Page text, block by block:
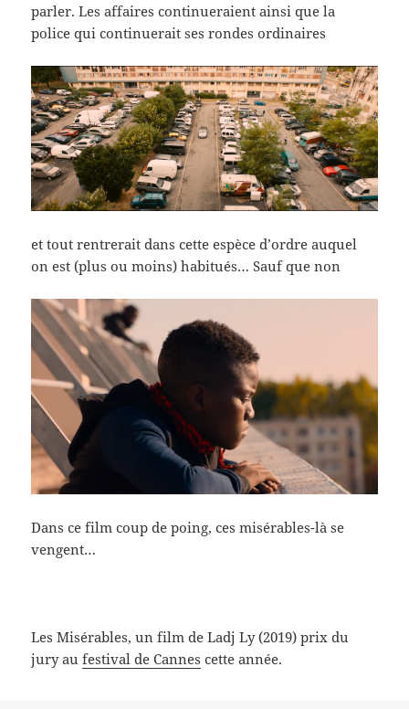
parler. Les affaires continueraient ainsi que la
police qui continuerait ses rondes ordinaires
et tout rentrerait dans cette espèce d’ordre auquel
on est (plus ou moins) habitués… Sauf que non
Dans ce film coup de poing, ces misérables-là se
vengent…
Les Misérables, un film de Ladj Ly (2019) prix du
jury aufestival de Cannes cette année.